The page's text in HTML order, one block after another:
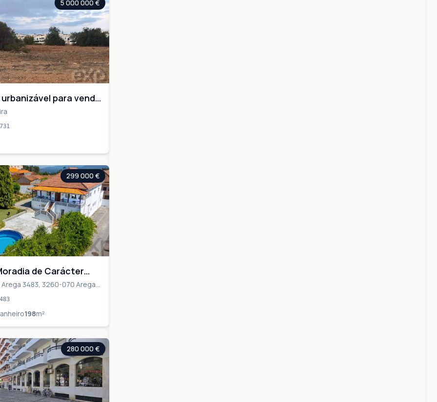
5 000 000 €
para venda
299 000 €
de Carácter
de Terreno no
Portugal
Arega 3483, 3260-070 Arega,
198m²
280 000 €